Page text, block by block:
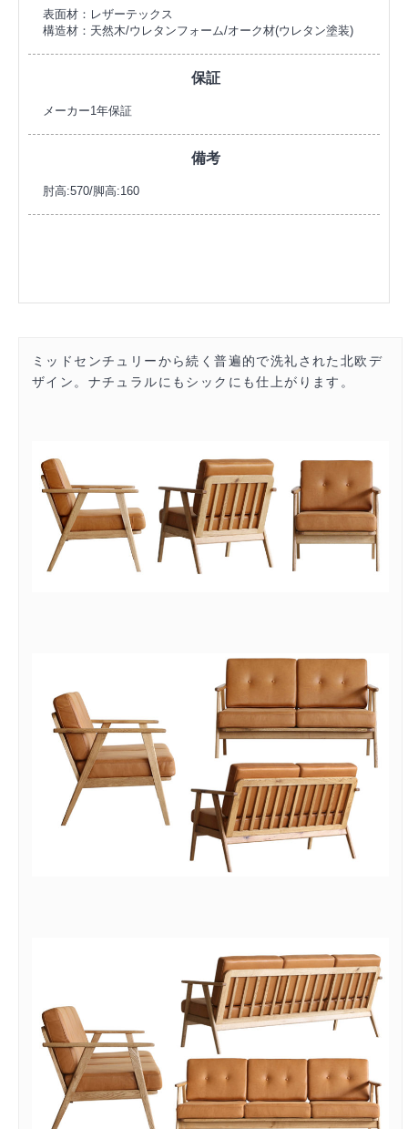
表面材：レザーテックス
構造材：天然木/ウレタンフォーム/オーク材(ウレタン塗装)
保証
メーカー1年保証
備考
肘高:570/脚高:160
ミッドセンチュリーから続く普遍的で洗礼された北欧デ
ザイン。ナチュラルにもシックにも仕上がります。